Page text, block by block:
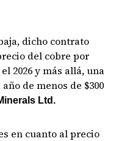
dicho contrato
del cobre por
2026 y más allá, una
de menos de $300
Ltd.
en cuanto al precio